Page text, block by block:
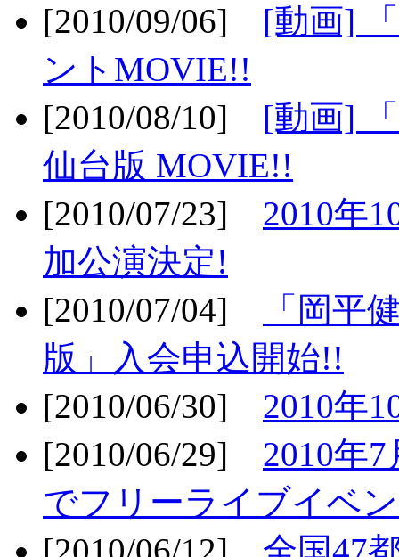
[2010/09/06] [動画]
ントMOVIE!!
[2010/08/10] [動画]
仙台版 MOVIE!!
[2010/07/23] 2010年
加公演決定!
[2010/07/04]
「岡平
版」入会申込開始!!
[2010/06/30] 2010年
[2010/06/29] 2010年
でフリーライブイベ